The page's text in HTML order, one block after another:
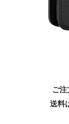
ご注
送料